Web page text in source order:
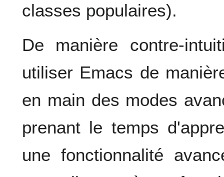
classes populaires).
De manière contre-
utiliser Emacs de
en main des modes
prenant le temps
une fonctionnalité